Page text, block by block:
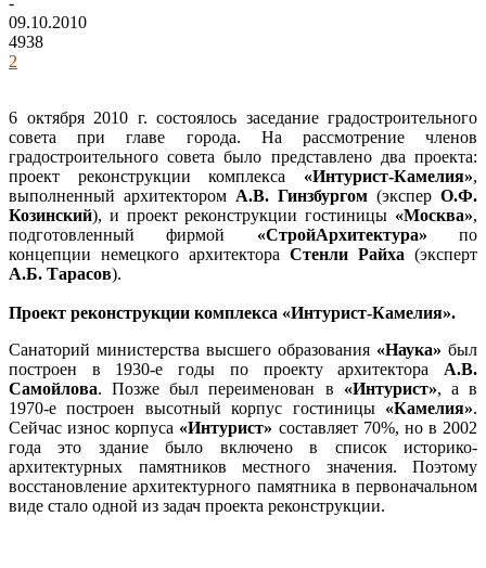
09.10.2010
4938
2
6 октября 2010 г. состоялось заседание градостроительного
совета при главе города. На рассмотрение членов
градостроительного совета было представлено два проекта:
проект реконструкции комплекса «Интурист-Камелия»,
выполненный архитектором А.В. Гинзбургом (экспер О.Ф.
Козинский), и проект реконструкции гостиницы «Москва»,
подготовленный фирмой «СтройАрхитектура» по
концепции немецкого архитектора Стенли Райха (эксперт
А.Б. Тарасов).
Проект реконструкции комплекса «Интурист-Камелия».
Санаторий министерства высшего образования «Наука» был
построен в 1930-е годы по проекту архитектора А.В.
Самойлова. Позже был переименован в «Интурист», а в
1970-е построен высотный корпус гостиницы «Камелия».
Сейчас износ корпуса «Интурист» составляет 70%, но в 2002
года это здание было включено в список историко-
архитектурных памятников местного значения. Поэтому
восстановление архитектурного памятника в первоначальном
виде стало одной из задач проекта реконструкции.